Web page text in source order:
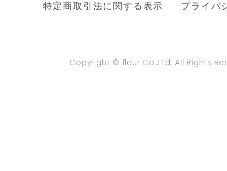
特定商取引法に関する表示 プライバ
Copyright © fleur Co.,Ltd. All Rights